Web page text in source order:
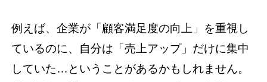
例えば、企業が「顧客満足度の向上」を重視し
ているのに、自分は「売上アップ」だけに集中
していた…ということがあるかもしれません。